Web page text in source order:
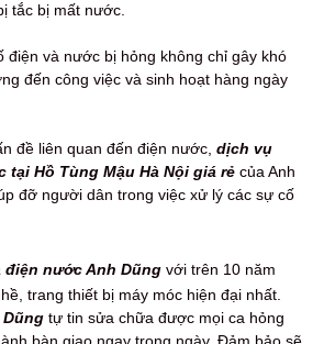
tắc bị mất nước.
điện và nước bị hỏng không chỉ gây khó
đến công việc và sinh hoạt hàng ngày
đề liên quan đến điện nước, dịch vụ
Hồ Tùng Mậu Hà Nội giá rẻ của Anh
đỡ người dân trong việc xử lý các sự cố
nước Anh Dũng với trên 10 năm
trang thiết bị máy móc hiện đại nhất.
tự tin sửa chữa được mọi ca hỏng